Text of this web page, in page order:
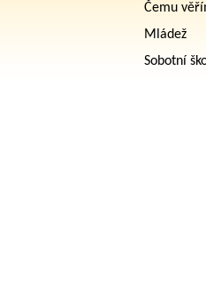
Čemu
Mládež
Sobotní